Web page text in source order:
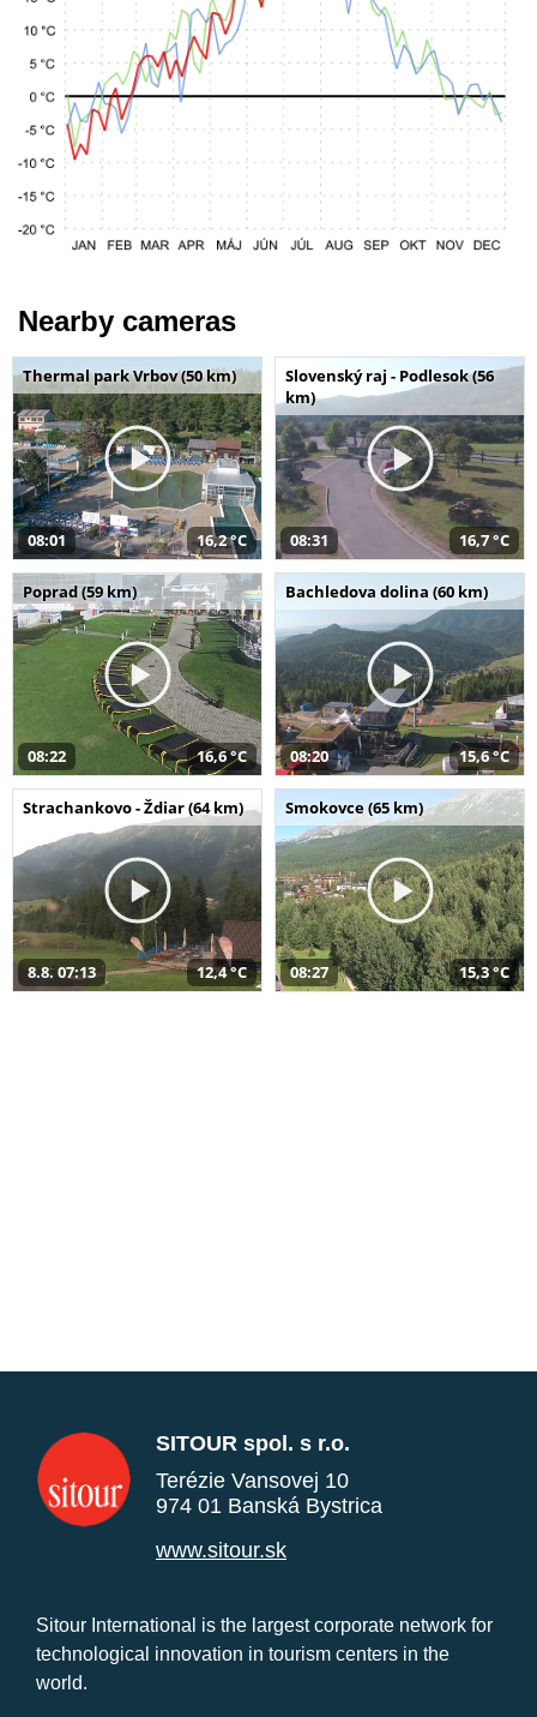
Nearby cameras
Thermal park Vrbov (50 km)
08:01 16,2 °C
Slovenský raj - Podlesok (56
km)
08:31 16,7 °C
Poprad (59 km)
08:22 16,6 °C
Bachledova dolina (60 km)
08:20 15,6 °C
Strachankovo - Ždiar (64 km)
8.8. 07:13 12,4 °C
Smokovce (65 km)
08:27 15,3 °C
SITOUR spol. s r.o.
Terézie Vansovej 10
974 01 Banská Bystrica
www.sitour.sk
Sitour International is the largest corporate network for
technological innovation in tourism centers in the
world.